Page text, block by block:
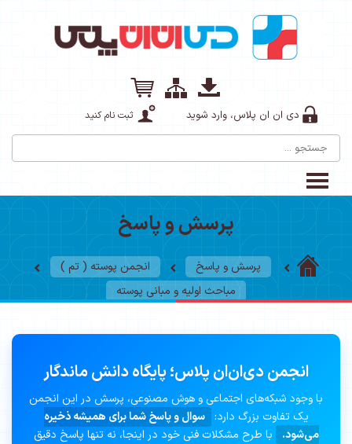
دی ان ان پلاس، وارد شوید ثبت نام کنید
پرسش و پاسخ
پرسش و پاسخ
انجمن پوسته ( تم )
مباحث اولیه و مبانی پوسته
انجمن دی‌ان‌ان پلاس؛ پایگاه دانش ماندگار
با وجود شبکه‌های اجتماعی و هوش مصنوعی، پرسش در این انجمن
یک تفاوت بزرگ دارد: سوال و پاسخ شما برای همیشه ذخیره
می‌شود.
با طرح مشکلات فنی خود در اینجا، نه تنها پاسخ دقیق